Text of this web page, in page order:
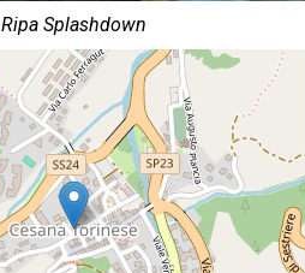
Ripa Splashdown